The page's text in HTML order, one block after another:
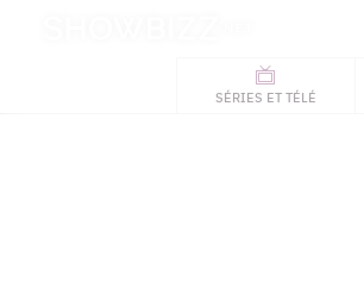
SÉRIES ET TÉLÉ